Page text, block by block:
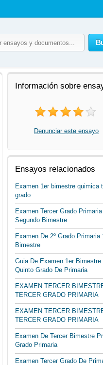
Información sobre
Denunciar este ensayo
Ensayos relacionados
Examen 1er bimestre quimica
grado
Examen Tercer Grado Primaria
Segundo Bimestre
Examen De 2º Grado Primaria
Bimestre
Guia De Examen 1er Bimestre
Quinto Grado De Primaria
EXAMEN TERCER
TERCER GRADO PRIMARIA
EXAMEN TERCER
TERCER GRADO PRIMARIA
Examen De Tercer Bimestre
Grado Primaria
Examen Tercer Grado De